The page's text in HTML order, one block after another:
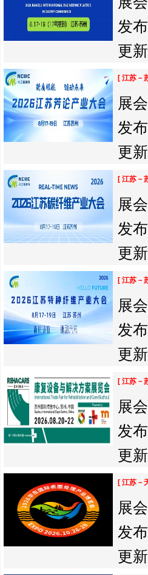
发
更
[ 江苏－
展
发
更
[ 江苏－
展
发
更
[ 江苏－
展
发
更
[ 江苏－
展
发
更
[ 江苏－
展
发
更